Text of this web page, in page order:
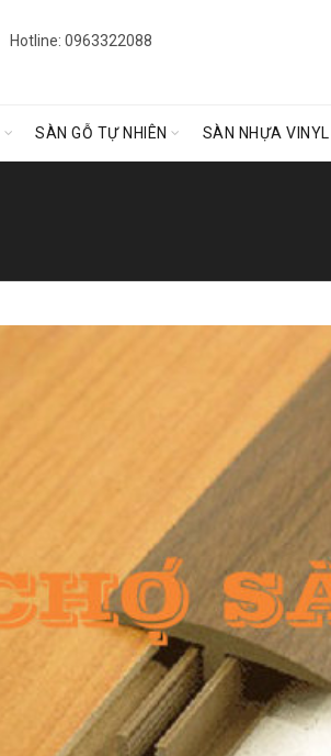
Hotline: 0963322088
SÀN GỖ TỰ NHIÊN SÀN NHỰA VINYL